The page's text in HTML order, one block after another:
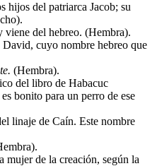
hijos del patriarca Jacob; su
viene del hebreo. (Hembra).
cuyo nombre hebreo que
(Hembra).
del libro de Habacuc
bonito para un perro de ese
linaje de Caín. Este nombre
mujer de la creación, según la